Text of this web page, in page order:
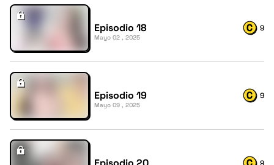
Episodio 18
Mayo 02 , 2025
9
Episodio 19
Mayo 09 , 2025
9